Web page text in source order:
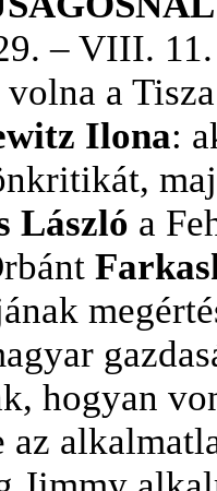
– VIII. 11.
a
Ilona:
László a
hogyan
az